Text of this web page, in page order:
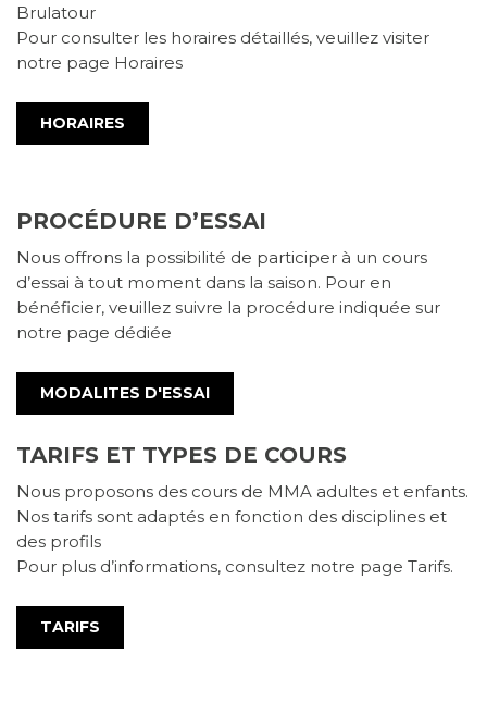
Brulatour
Pour consulter les horaires détaillés, veuillez visiter
notre page Horaires
HORAIRES
PROCÉDURE D’ESSAI
Nous offrons la possibilité de participer à un cours
d’essai à tout moment dans la saison. Pour en
bénéficier, veuillez suivre la procédure indiquée sur
notre page dédiée
MODALITES D'ESSAI
TARIFS ET TYPES DE COURS
Nous proposons des cours de MMA adultes et enfants.
Nos tarifs sont adaptés en fonction des disciplines et
des profils
Pour plus d’informations, consultez notre page Tarifs.
TARIFS